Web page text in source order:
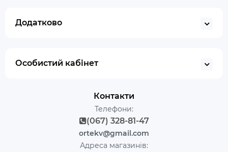
Додатково
Особистий кабінет
Контакти
Телефони:
(067) 328-81-47
ortekv@gmail.com
Адреса магазинів: